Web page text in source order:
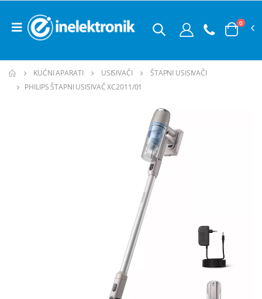
0
KUĆNI APARATI USISIVAČI
ŠTAPNI USISIVAČI
PHILIPS ŠTAPNI USISIVAČ XC2011/01